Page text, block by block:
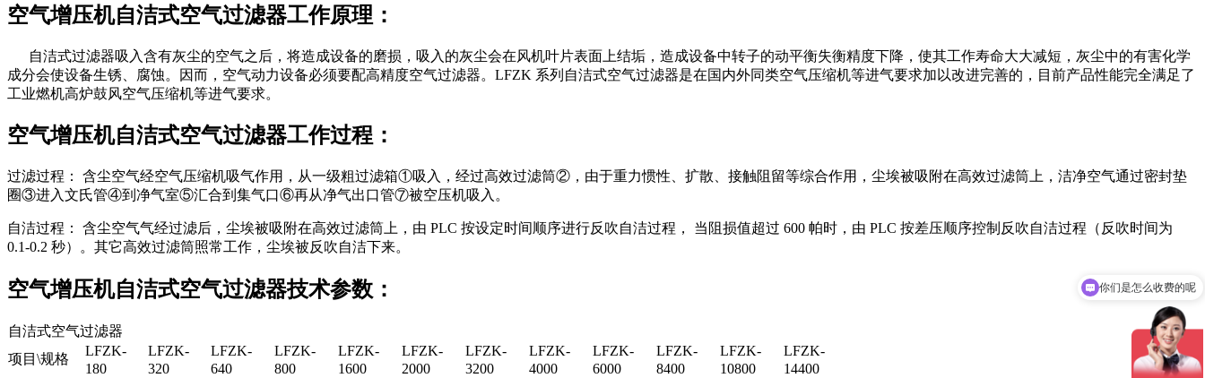
空气增压机自洁式空气过滤器工作原理：
自洁式过滤器吸入含有灰尘的空气之后，将造成设备的磨损，吸入的灰尘会在风机叶片表面上结垢，造成设备中转子的动平衡失衡精度下降，使其工作寿命大大减短，灰尘中的有害化学
成分会使设备生锈、腐蚀。因而，空气动力设备必须要配高精度空气过滤器。LFZK 系列自洁式空气过滤器是在国内外同类空气压缩机等进气要求加以改进完善的，目前产品性能完全满足了
工业燃机高炉鼓风空气压缩机等进气要求。
空气增压机自洁式空气过滤器工作过程：
过滤过程： 含尘空气经空气压缩机吸气作用，从一级粗过滤箱①吸入，经过高效过滤筒②，由于重力惯性、扩散、接触阻留等综合作用，尘埃被吸附在高效过滤筒上，洁净空气通过密封垫
圈③进入文氏管④到净气室⑤汇合到集气口⑥再从净气出口管⑦被空压机吸入。
自洁过程： 含尘空气气经过滤后，尘埃被吸附在高效过滤筒上，由 PLC 按设定时间顺序进行反吹自洁过程， 当阻损值超过 600 帕时，由 PLC 按差压顺序控制反吹自洁过程（反吹时间为
0.1-0.2 秒）。其它高效过滤筒照常工作，尘埃被反吹自洁下来。
空气增压机自洁式空气过滤器技术参数：
自洁式空气过滤器
项目\规格
LFZK- LFZK- LFZK- LFZK- LFZK- LFZK- LFZK- LFZK- LFZK- LFZK- LFZK-
LFZK-
180
320 640 800 1600 2000 3200 4000 6000 8400 10800
14400
你们是怎么收费的呢